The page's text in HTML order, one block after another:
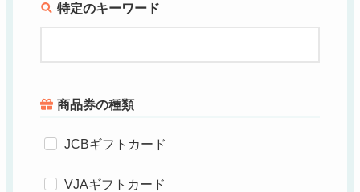
特定のキーワード
商品券の種類
JCBギフトカード
VJAギフトカード